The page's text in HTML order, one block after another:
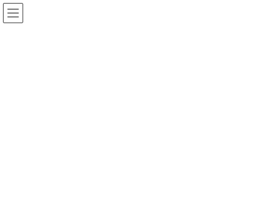
Warning